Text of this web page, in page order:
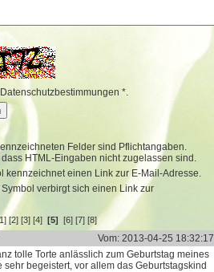
*.
Felder sind Pflichtangaben.
dass HTML-Eingaben nicht zugelassen sind.
kennzeichnet einen Link zur E-Mail-Adresse.
verbirgt sich einen Link zur
[2] [3] [4] [5] [6] [7] [8]
Vom: 2013-04-25 18:32:17
tolle Torte anlässlich zum Geburtstag meines
begeistert, vor allem das Geburtstagskind